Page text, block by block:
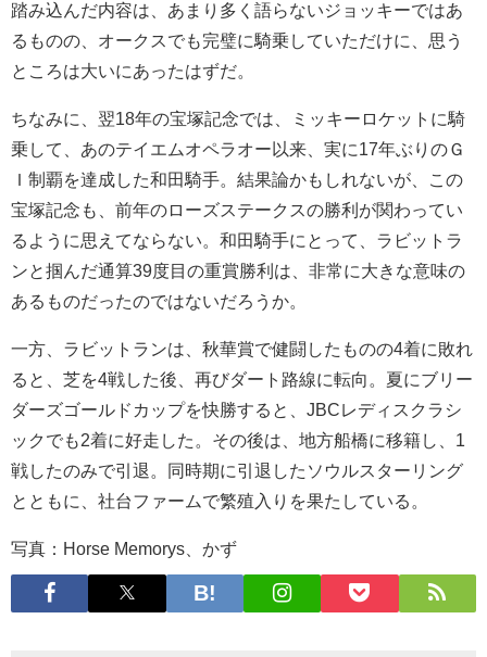
踏み込んだ内容は、あまり多く語らないジョッキーではあ
るものの、オークスでも完璧に騎乗していただけに、思う
ところは大いにあったはずだ。
ちなみに、翌18年の宝塚記念では、ミッキーロケットに騎
乗して、あのテイエムオペラオー以来、実に17年ぶりのＧ
Ｉ制覇を達成した和田騎手。結果論かもしれないが、この
宝塚記念も、前年のローズステークスの勝利が関わってい
るように思えてならない。和田騎手にとって、ラビットラ
ンと掴んだ通算39度目の重賞勝利は、非常に大きな意味の
あるものだったのではないだろうか。
一方、ラビットランは、秋華賞で健闘したものの4着に敗れ
ると、芝を4戦した後、再びダート路線に転向。夏にブリー
ダーズゴールドカップを快勝すると、JBCレディスクラシ
ックでも2着に好走した。その後は、地方船橋に移籍し、1
戦したのみで引退。同時期に引退したソウルスターリング
とともに、社台ファームで繁殖入りを果たしている。
写真：Horse Memorys、かず